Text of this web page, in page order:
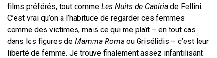
films préférés, tout comme Les Nuits de Cabiria de Fellini.
C’est vrai qu’on a l’habitude de regarder ces femmes
comme des victimes, mais ce qui me plaît – en tout cas
dans les figures de Mamma Roma ou Grisélidis – c’est leur
liberté de femme. Je trouve finalement assez infantilisant